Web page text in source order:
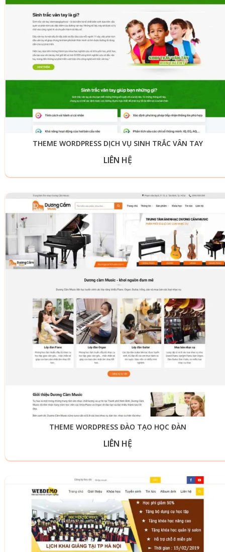
THEME WORDPRESS DỊCH VỤ SINH TRẮC VÂN TAY
LIÊN HỆ
THEME WORDPRESS ĐÀO TẠO HỌC ĐÀN
LIÊN HỆ